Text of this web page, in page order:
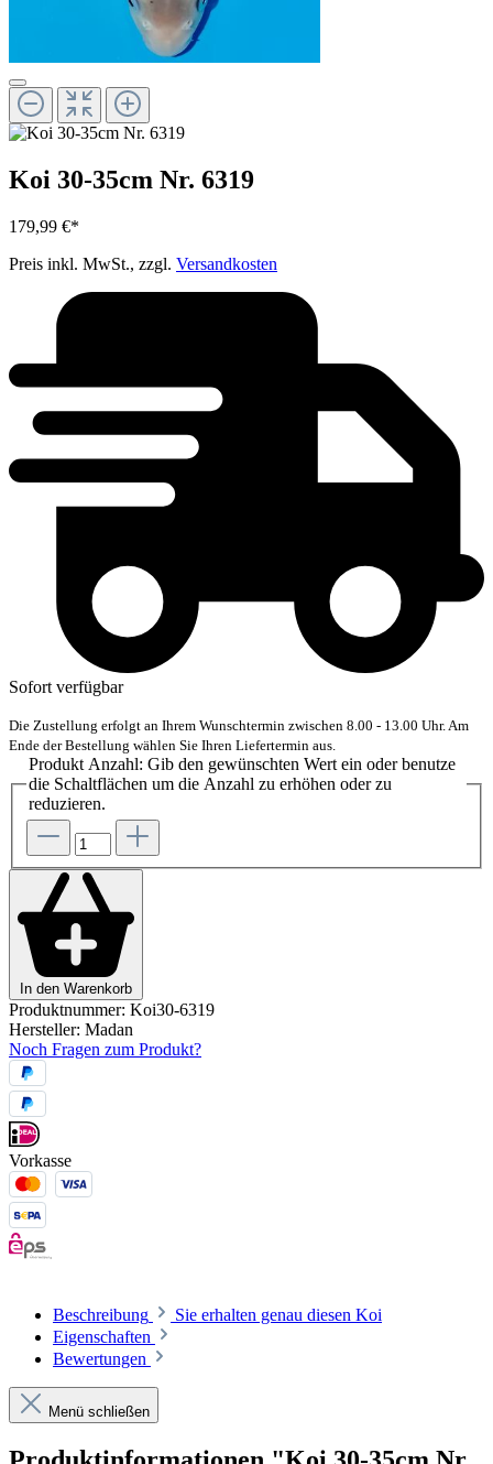
Koi 30-35cm Nr. 6319
179,99 €*
Preis inkl. MwSt., zzgl. Versandkosten
Sofort verfügbar
Die Zustellung erfolgt an Ihrem Wunschtermin zwischen 8.00 - 13.00 Uhr. Am
Ende der Bestellung wählen Sie Ihren Liefertermin aus.
Produkt Anzahl: Gib den gewünschten Wert ein oder benutze
die Schaltflächen um die Anzahl zu erhöhen oder zu
reduzieren.
In den Warenkorb
Produktnummer: Koi30-6319
Hersteller: Madan
Noch Fragen zum Produkt?
Vorkasse
Beschreibung
Sie erhalten genau diesen Koi
Eigenschaften
Bewertungen
Menü schließen